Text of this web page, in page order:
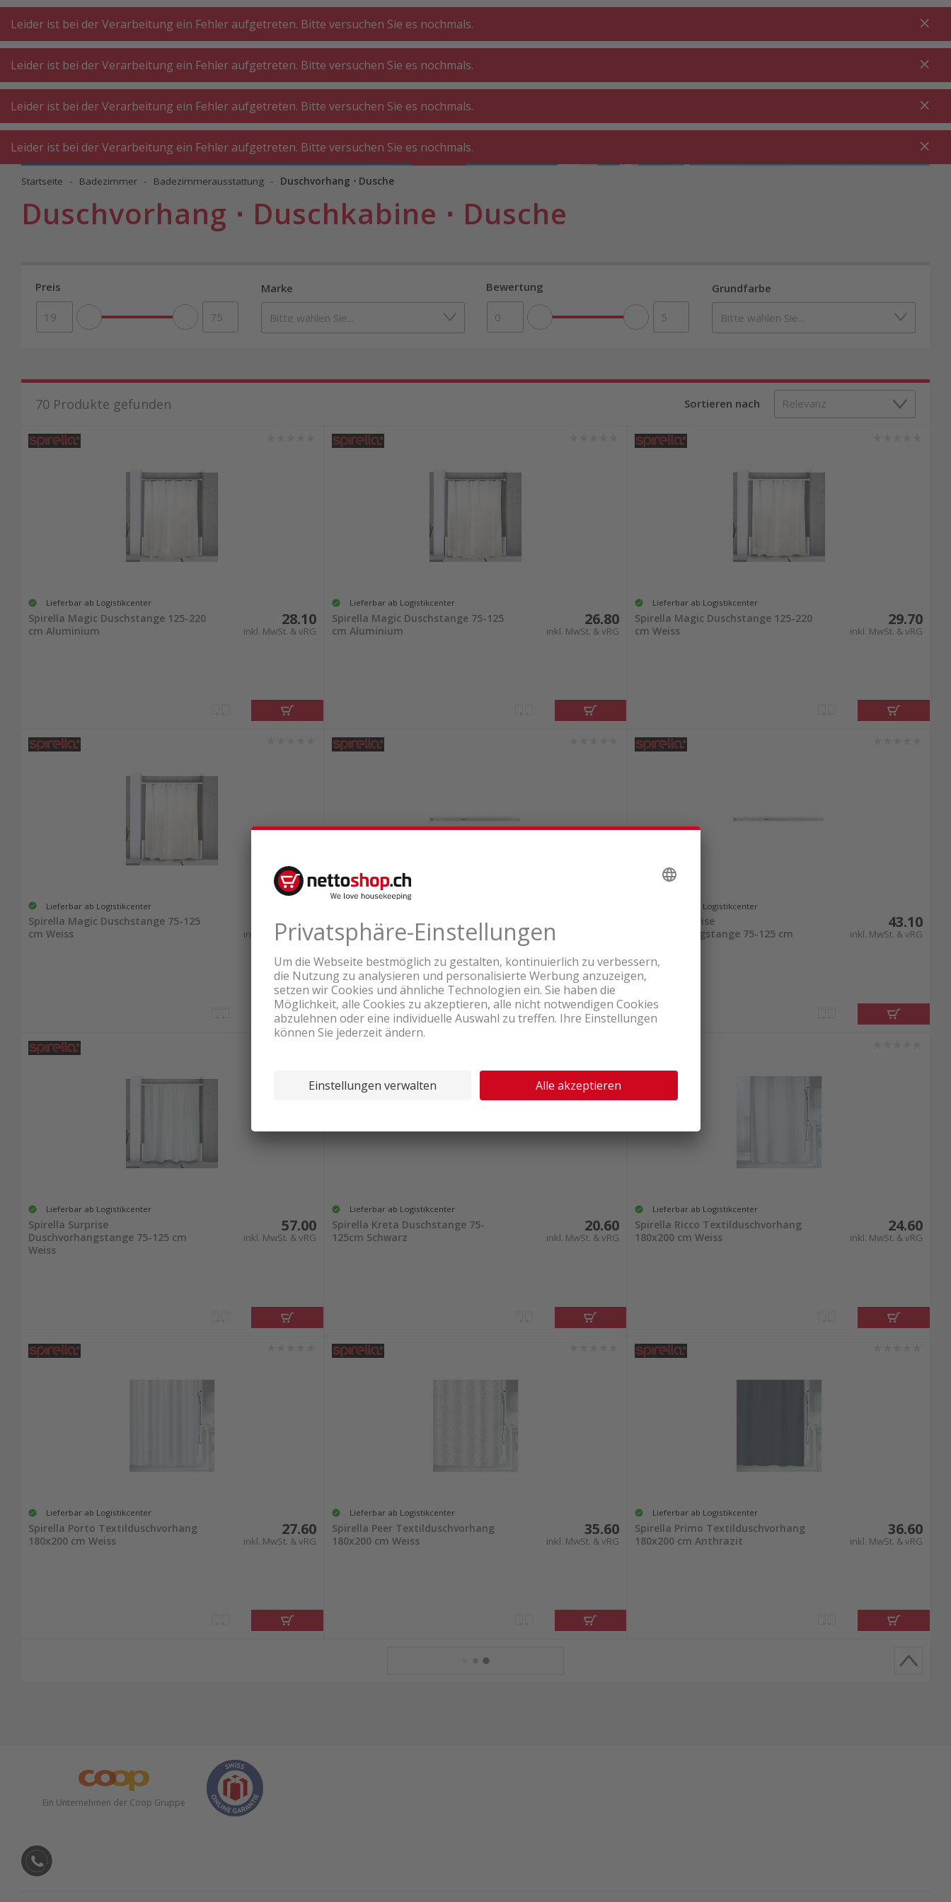
A +++
A+++
A +++
A+++
MyPost
MyPost
Warenkorb
KÜCHE
GROSSGERÄTE
KÜCHE
KLEINGERÄTE
WASCHKÜCHE ⋅
WERKSTATT
BADEZIMMER
Startseite Badezimmer Badezimmerausstattung Duschvorhang ⋅ Dusche
Duschvorhang ⋅ Duschkabine ⋅ Dusche
Preis Marke Bewertung Grundfarbe
70 Produkte gefunden Sortieren nach
Lieferbar ab Logistikcenter
Spirella Magic Duschstange 125-220
cm Aluminium
28.10
inkl. MwSt. & vRG
Lieferbar ab Logistikcenter
Spirella Magic Duschstange 75-125
cm Aluminium
26.80
inkl. MwSt. & vRG
Lieferbar ab Logistikcenter
Spirella Magic Duschstange 125-220
cm Weiss
29.70
inkl. MwSt. & vRG
Lieferbar ab Logistikcenter
Spirella Magic Duschstange 75-125
cm Weiss
25.40
inkl. MwSt. & vRG
Spirella Surprise
Duschvorhangstange 125-210 cm
Aluminium
inkl. MwSt. & vRG
Lieferbar ab Logistikcenter
Spirella Surprise
Duschvorhangstange 75-125 cm
43.10
inkl. MwSt. & vRG
Lieferbar ab Logistikcenter
Spirella Surprise
Duschvorhangstange 75-125 cm
Weiss
57.00
inkl. MwSt. & vRG
Lieferbar ab Logistikcenter
Spirella Kreta Duschstange 75-
125cm Schwarz
20.60
inkl. MwSt. & vRG
Lieferbar ab Logistikcenter
Spirella Ricco Textilduschvorhang
180x200 cm Weiss
24.60
inkl. MwSt. & vRG
Lieferbar ab Logistikcenter
Spirella Porto Textilduschvorhang
180x200 cm Weiss
27.60
inkl. MwSt. & vRG
Lieferbar ab Logistikcenter
Spirella Peer Textilduschvorhang
180x200 cm Weiss
35.60
inkl. MwSt. & vRG
Lieferbar ab Logistikcenter
Spirella Primo Textilduschvorhang
180x200 cm Anthrazit
36.60
inkl. MwSt. & vRG
Leider ist bei der Verarbeitung ein Fehler aufgetreten. Bitte versuchen Sie es nochmals.
Leider ist bei der Verarbeitung ein Fehler aufgetreten. Bitte versuchen Sie es nochmals.
Leider ist bei der Verarbeitung ein Fehler aufgetreten. Bitte versuchen Sie es nochmals.
Leider ist bei der Verarbeitung ein Fehler aufgetreten. Bitte versuchen Sie es nochmals.
Ein Unternehmen der Coop Gruppe